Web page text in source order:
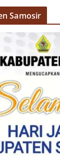
hingga
RI
System ini
program
Kepolisian
semacam ini,
tetapi
dalam
bersama-
di
dapat
kemitraan
Samosir